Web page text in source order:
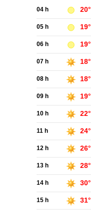
04 h 20°
05 h 19°
06 h 19°
07 h 18°
08 h 18°
09 h 19°
10 h 22°
11 h 24°
12 h 26°
13 h 28°
14 h 30°
15 h 31°